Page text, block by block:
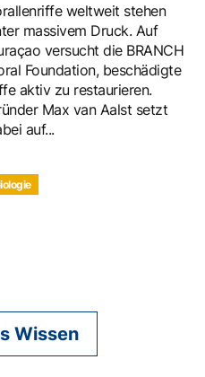
weltweit stehen
massivem Druck. Auf
versucht die BRANCH
Foundation, beschädigte
aktiv zu restaurieren.
Max van Aalst setzt
auf...
Wissen